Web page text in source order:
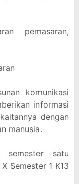
pemasaran,
komunikasi
informasi
dengan
manusia.
satu
Semester 1 K13